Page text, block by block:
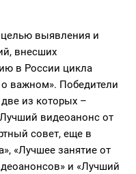
целью выявления и
внесших
в России цикла
важном». Победители
из которых –
видеоанонс от
совет, еще в
«Лучшее занятие от
и «Лучший